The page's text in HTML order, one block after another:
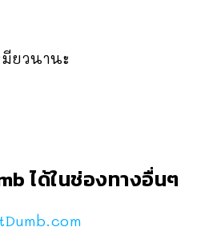
ยวนานะ
ได้ในช่องทางอื่นๆ